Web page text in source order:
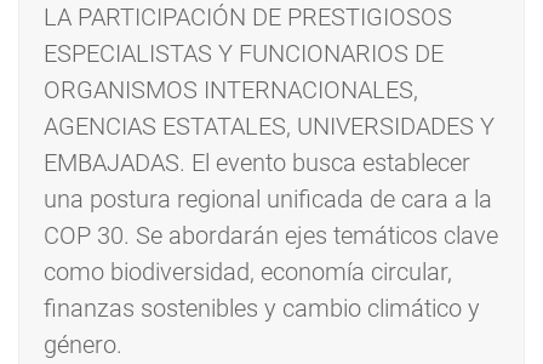
LA PARTICIPACIÓN DE PRESTIGIOSOS
ESPECIALISTAS Y FUNCIONARIOS DE
ORGANISMOS INTERNACIONALES,
AGENCIAS ESTATALES, UNIVERSIDADES Y
EMBAJADAS. El evento busca establecer
una postura regional unificada de cara a la
COP 30. Se abordarán ejes temáticos clave
como biodiversidad, economía circular,
finanzas sostenibles y cambio climático y
género.